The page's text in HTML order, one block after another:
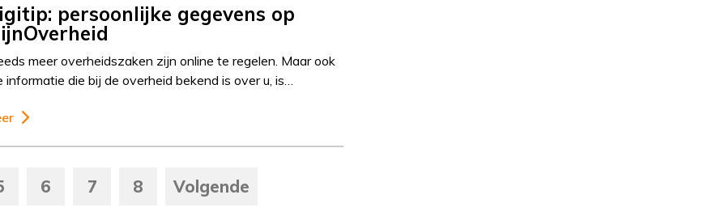
persoonlijke gegevens op
meer overheidszaken zijn online te regelen. Maar ook
informatie die bij de overheid bekend is over u, is…
6 7 8 Volgende